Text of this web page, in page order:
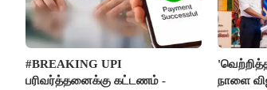
#BREAKING UPI
பரிவர்த்தனைக்கு கட்டணம் -
நாளை